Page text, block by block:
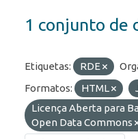
1 conjunto de
Etiquetas: RDE
Formatos:
HTML
Licença Aberta para
Open Data Commons